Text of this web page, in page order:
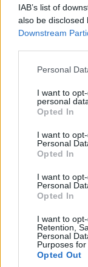
IAB’s list of
also be disclosed
Downstream
Please note that
not limited to
grant or deny
use your data
consent section.
Personal
I want to
personal
Opted In
I want to
Personal
Opted In
I want to
Personal
Opted In
I want to
Retention,
Personal
Purposes for
Opted Out
kilábalni a
Dinsdale a
interjúban.
visszaálljunk
szabályokra
témákról is:
A világ